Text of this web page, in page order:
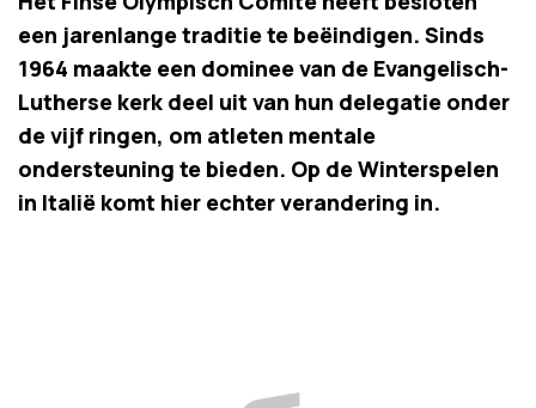
een jarenlange traditie te beëindigen. Sinds
1964 maakte een dominee van de Evangelisch-
Lutherse kerk deel uit van hun delegatie onder
de vijf ringen, om atleten mentale
ondersteuning te bieden. Op de Winterspelen
in Italië komt hier echter verandering in.